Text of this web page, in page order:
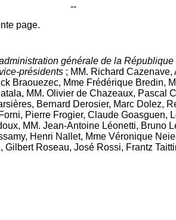
--
page.
générale de la République
vice-présidents; MM. Richard Cazenave,
Braouezec, Mme Frédérique Bredin,
MM. Olivier de Chazeaux, Pascal
Bernard Derosier, Marc Dolez,
Pierre Frogier, Claude Goasguen,
MM. Jean-Antoine Léonetti, Bruno
Henri Nallet, Mme Véronique
Roseau, José Rossi, Frantz